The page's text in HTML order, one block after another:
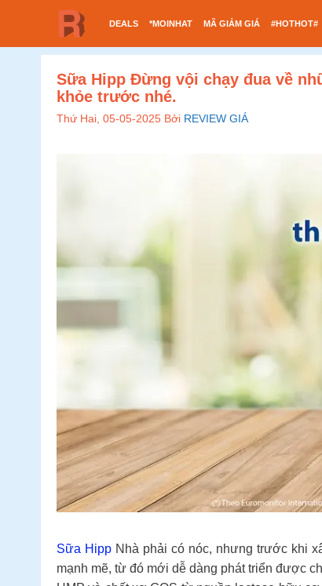
nội
DEALS *MOINHAT MÃ GIẢM GIÁ #HOTHOT#
Sữa Hipp Đừng vội chạy đua về
khỏe trước nhé.
Thứ Hai, 05-05-2025 Bởi REVIEW GIÁ
Sữa HippNhà phải có nóc, nhưng trước khi
mạnh mẽ, từ đó mới dễ dàng phát triển được